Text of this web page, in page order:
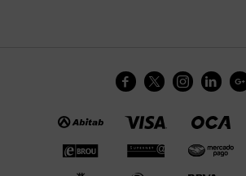
    